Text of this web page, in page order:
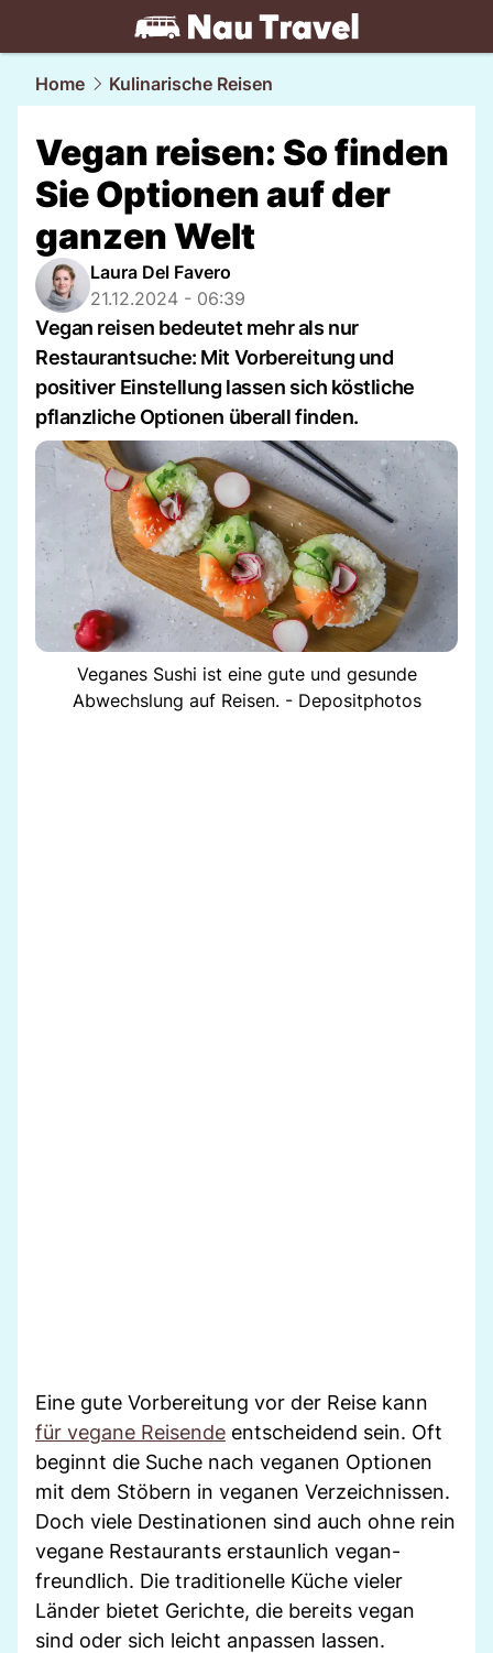
travel.NAU.ch
Home Kulinarische Reisen
Vegan reisen: So finden
Sie Optionen auf der
ganzen Welt
Laura Del Favero
21.12.2024 - 06:39
Vegan reisen bedeutet mehr als nur
Restaurantsuche: Mit Vorbereitung und
positiver Einstellung lassen sich köstliche
pflanzliche Optionen überall finden.
Veganes Sushi ist eine gute und gesunde
Abwechslung auf Reisen. - Depositphotos
Eine gute Vorbereitung vor der Reise kann
für vegane Reisende entscheidend sein. Oft
beginnt die Suche nach veganen Optionen
mit dem Stöbern in veganen Verzeichnissen.
Doch viele Destinationen sind auch ohne rein
vegane Restaurants erstaunlich vegan-
freundlich. Die traditionelle Küche vieler
Länder bietet Gerichte, die bereits vegan
sind oder sich leicht anpassen lassen.